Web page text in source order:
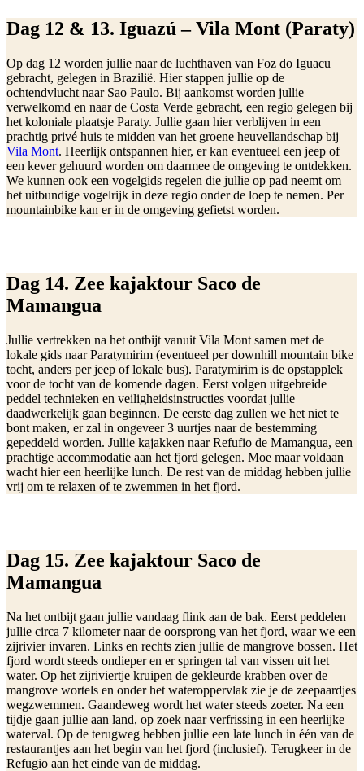
Dag 12 & 13. Iguazú – Vila Mont (Paraty)
Op dag 12 worden jullie naar de luchthaven van Foz do Iguacu
gebracht, gelegen in Brazilië. Hier stappen jullie op de
ochtendvlucht naar Sao Paulo. Bij aankomst worden jullie
verwelkomd en naar de Costa Verde gebracht, een regio gelegen bij
het koloniale plaatsje Paraty. Jullie gaan hier verblijven in een
prachtig privé huis te midden van het groene heuvellandschap bij
Vila Mont. Heerlijk ontspannen hier, er kan eventueel een jeep of
een kever gehuurd worden om daarmee de omgeving te ontdekken.
We kunnen ook een vogelgids regelen die jullie op pad neemt om
het uitbundige vogelrijk in deze regio onder de loep te nemen. Per
mountainbike kan er in de omgeving gefietst worden.
Dag 14. Zee kajaktour Saco de
Mamangua
Jullie vertrekken na het ontbijt vanuit Vila Mont samen met de
lokale gids naar Paratymirim (eventueel per downhill mountain bike
tocht, anders per jeep of lokale bus). Paratymirim is de opstapplek
voor de tocht van de komende dagen. Eerst volgen uitgebreide
peddel technieken en veiligheidsinstructies voordat jullie
daadwerkelijk gaan beginnen. De eerste dag zullen we het niet te
bont maken, er zal in ongeveer 3 uurtjes naar de bestemming
gepeddeld worden. Jullie kajakken naar Refufio de Mamangua, een
prachtige accommodatie aan het fjord gelegen. Moe maar voldaan
wacht hier een heerlijke lunch. De rest van de middag hebben jullie
vrij om te relaxen of te zwemmen in het fjord.
Dag 15. Zee kajaktour Saco de
Mamangua
Na het ontbijt gaan jullie vandaag flink aan de bak. Eerst peddelen
jullie circa 7 kilometer naar de oorsprong van het fjord, waar we een
zijrivier invaren. Links en rechts zien jullie de mangrove bossen. Het
fjord wordt steeds ondieper en er springen tal van vissen uit het
water. Op het zijriviertje kruipen de gekleurde krabben over de
mangrove wortels en onder het wateroppervlak zie je de zeepaardjes
wegzwemmen. Gaandeweg wordt het water steeds zoeter. Na een
tijdje gaan jullie aan land, op zoek naar verfrissing in een heerlijke
waterval. Op de terugweg hebben jullie een late lunch in één van de
restaurantjes aan het begin van het fjord (inclusief). Terugkeer in de
Refugio aan het einde van de middag.